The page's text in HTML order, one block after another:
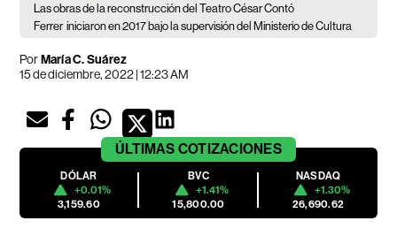
Las obras de la reconstrucción del Teatro César Contó
Ferrer iniciaron en 2017 bajo la supervisión del Ministerio de Cultura
PorMaría C. Suárez
15 de diciembre, 2022 | 12:23 AM
ÚLTIMAS COTIZACIONES
DÓLAR
+0.01%
3,159.60
BVC
+1.41%
15,800.00
NASDAQ
+1.30%
26,690.62